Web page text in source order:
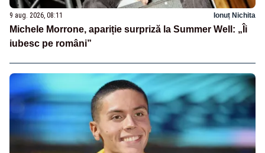
9 aug. 2026, 08:11 Ionuț Nichita
Michele Morrone, apariție surpriză la Summer Well: „Îi
iubesc pe români”